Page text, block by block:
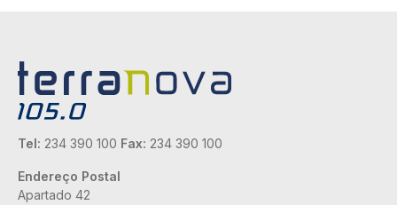
Tel: 234 390 100 Fax: 234 390 100
Endereço Postal
Apartado 42